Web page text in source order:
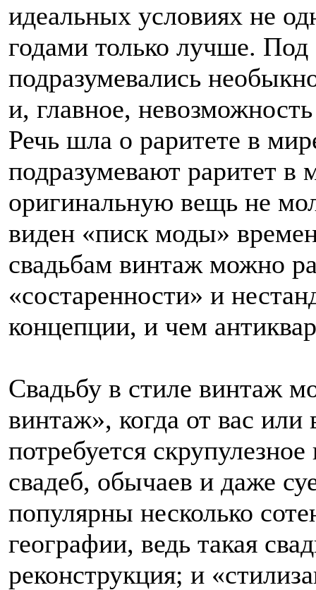
идеальных условиях не
годами только лучше. Под
подразумевались
и, главное,
Речь шла о раритете в
подразумевают раритет в
оригинальную вещь не
виден «писк моды»
свадьбам винтаж можно
«состаренности» и
концепции, и чем
Свадьбу в стиле винтаж
винтаж», когда от вас
потребуется
свадеб, обычаев и даже
популярны несколько
географии, ведь такая
реконструкция; и